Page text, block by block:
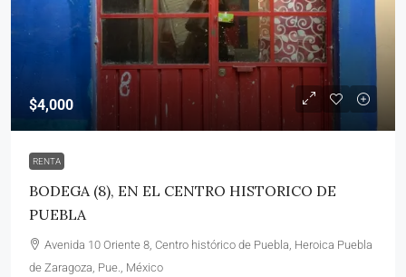
$4,000
RENTA
BODEGA (8), EN EL CENTRO HISTORICO DE
PUEBLA
Avenida 10 Oriente 8, Centro histórico de Puebla, Heroica Puebla
de Zaragoza, Pue., México